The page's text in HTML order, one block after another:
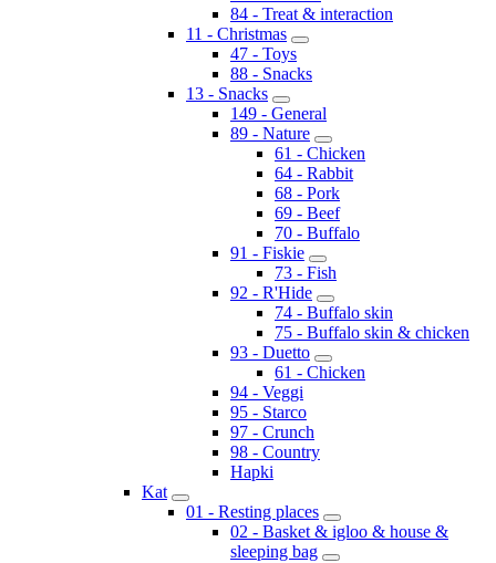
84 - Treat & interaction
11 - Christmas
47 - Toys
88 - Snacks
13 - Snacks
149 - General
89 - Nature
61 - Chicken
64 - Rabbit
68 - Pork
69 - Beef
70 - Buffalo
91 - Fiskie
73 - Fish
92 - R'Hide
74 - Buffalo skin
75 - Buffalo skin & chicken
93 - Duetto
61 - Chicken
94 - Veggi
95 - Starco
97 - Crunch
98 - Country
Hapki
Kat
01 - Resting places
02 - Basket & igloo & house &
sleeping bag